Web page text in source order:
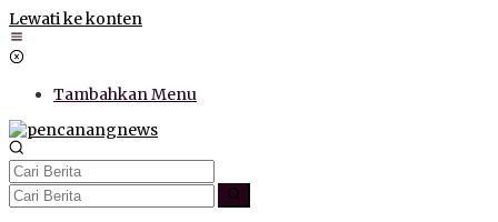
Lewati ke konten
Tambahkan Menu